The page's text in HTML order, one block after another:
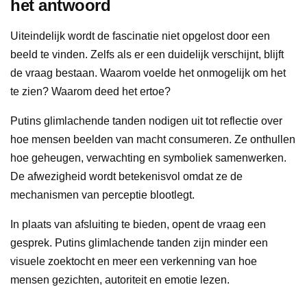
het antwoord
Uiteindelijk wordt de fascinatie niet opgelost door een
beeld te vinden. Zelfs als er een duidelijk verschijnt, blijft
de vraag bestaan. Waarom voelde het onmogelijk om het
te zien? Waarom deed het ertoe?
Putins glimlachende tanden nodigen uit tot reflectie over
hoe mensen beelden van macht consumeren. Ze onthullen
hoe geheugen, verwachting en symboliek samenwerken.
De afwezigheid wordt betekenisvol omdat ze de
mechanismen van perceptie blootlegt.
In plaats van afsluiting te bieden, opent de vraag een
gesprek. Putins glimlachende tanden zijn minder een
visuele zoektocht en meer een verkenning van hoe
mensen gezichten, autoriteit en emotie lezen.